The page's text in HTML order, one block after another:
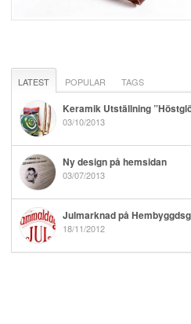
LATEST POPULAR TAGS
Keramik Utställning
03/10/2013
Ny design på hemsidan
03/07/2013
Julmarknad på
18/11/2012